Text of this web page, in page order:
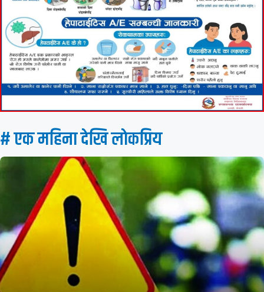
# एक महिना देखि लाेकप्रिय